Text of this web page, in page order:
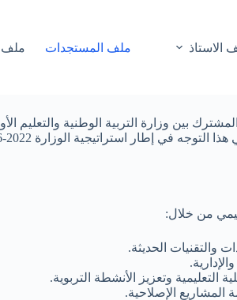
الاستاذ ملف المستجدات ملف
بين وزارة التربية الوطنية
من خلال:
والتقنيات الحديثة.
التعليمية وتعزيز الأنشطة التربوية.
المشاريع الإصلاحية.